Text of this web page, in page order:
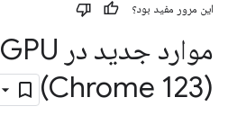
این مرور مفید بود؟
موارد جدید در Web GPU
(Chrome 123)